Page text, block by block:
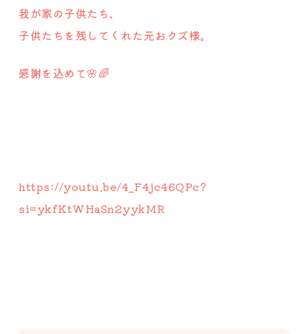
我が家の子供たち、
子供たちを残してくれた元おクズ様。
感謝を込めて🌸🌈
https://youtu.be/4_F4jc46QPc?
si=ykfKtWHaSn2yykMR